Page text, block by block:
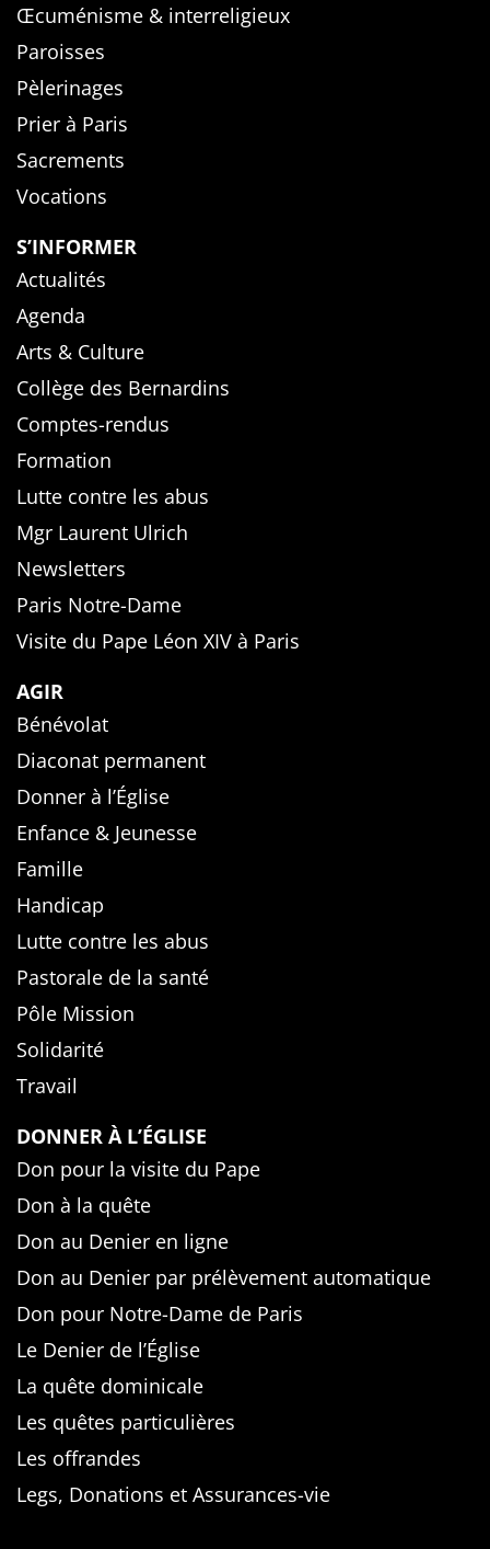
Œcuménisme & interreligieux
Paroisses
Pèlerinages
Prier à Paris
Sacrements
Vocations
S’INFORMER
Actualités
Agenda
Arts & Culture
Collège des Bernardins
Comptes-rendus
Formation
Lutte contre les abus
Mgr Laurent Ulrich
Newsletters
Paris Notre-Dame
Visite du Pape Léon XIV à Paris
AGIR
Bénévolat
Diaconat permanent
Donner à l’Église
Enfance & Jeunesse
Famille
Handicap
Lutte contre les abus
Pastorale de la santé
Pôle Mission
Solidarité
Travail
DONNER À L’ÉGLISE
Don pour la visite du Pape
Don à la quête
Don au Denier en ligne
Don au Denier par prélèvement automatique
Don pour Notre-Dame de Paris
Le Denier de l’Église
La quête dominicale
Les quêtes particulières
Les offrandes
Legs, Donations et Assurances-vie